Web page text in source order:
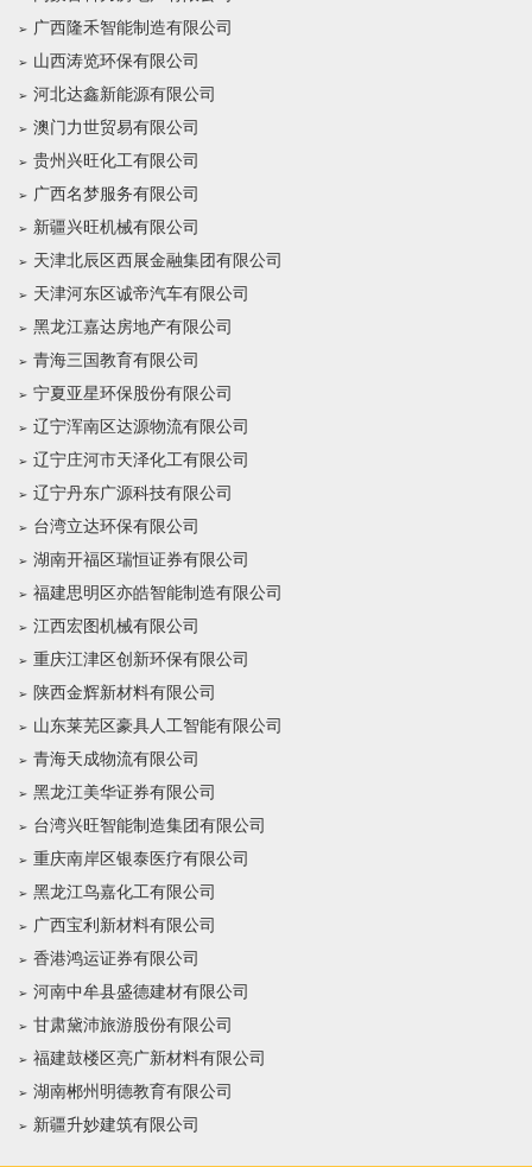
广西隆禾智能制造有限公司
山西涛览环保有限公司
河北达鑫新能源有限公司
澳门力世贸易有限公司
贵州兴旺化工有限公司
广西名梦服务有限公司
新疆兴旺机械有限公司
天津北辰区西展金融集团有限公司
天津河东区诚帝汽车有限公司
黑龙江嘉达房地产有限公司
青海三国教育有限公司
宁夏亚星环保股份有限公司
辽宁浑南区达源物流有限公司
辽宁庄河市天泽化工有限公司
辽宁丹东广源科技有限公司
台湾立达环保有限公司
湖南开福区瑞恒证券有限公司
福建思明区亦皓智能制造有限公司
江西宏图机械有限公司
重庆江津区创新环保有限公司
陕西金辉新材料有限公司
山东莱芜区豪具人工智能有限公司
青海天成物流有限公司
黑龙江美华证券有限公司
台湾兴旺智能制造集团有限公司
重庆南岸区银泰医疗有限公司
黑龙江鸟嘉化工有限公司
广西宝利新材料有限公司
香港鸿运证券有限公司
河南中牟县盛德建材有限公司
甘肃黛沛旅游股份有限公司
福建鼓楼区亮广新材料有限公司
湖南郴州明德教育有限公司
新疆升妙建筑有限公司